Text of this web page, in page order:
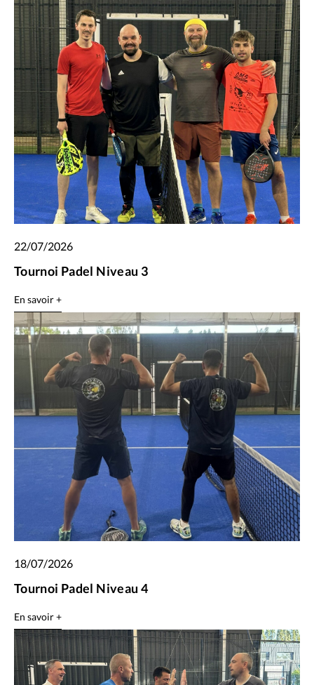
22/07/2026
Tournoi Padel Niveau 3
En savoir +
18/07/2026
Tournoi Padel Niveau 4
En savoir +